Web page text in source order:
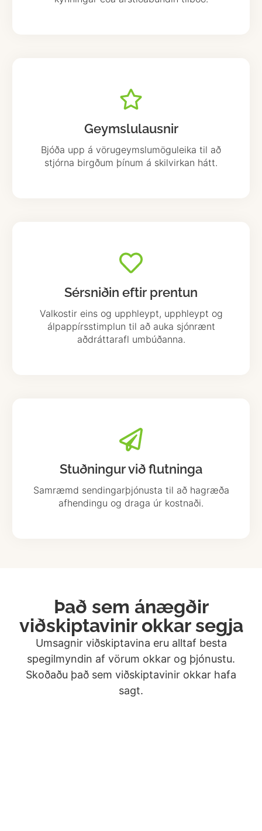
Geymslulausnir
Bjóða upp á vörugeymslumöguleika til að
stjórna birgðum þínum á skilvirkan hátt.
Sérsniðin eftir prentun
Valkostir eins og upphleypt, upphleypt og
álpappírsstimplun til að auka sjónrænt
aðdráttarafl umbúðanna.
Stuðningur við flutninga
Samræmd sendingarþjónusta til að hagræða
afhendingu og draga úr kostnaði.
Það sem ánægðir
viðskiptavinir okkar segja
Umsagnir viðskiptavina eru alltaf besta
spegilmyndin af vörum okkar og þjónustu.
Skoðaðu það sem viðskiptavinir okkar hafa
sagt.